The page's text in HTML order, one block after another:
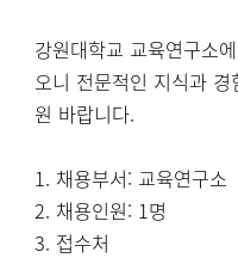
강원대학교 교육연구소
오니 전문적인 지식과
원 바랍니다.
1. 채용부서: 교육연구소
2. 채용인원: 1명
3. 접수처